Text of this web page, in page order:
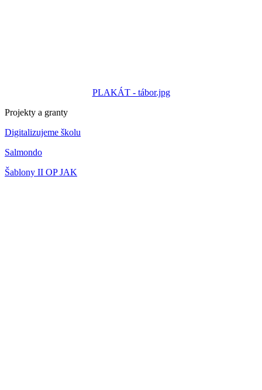
PLAKÁT - tábor.jpg
Projekty a granty
Digitalizujeme školu
Salmondo
Šablony II OP JAK